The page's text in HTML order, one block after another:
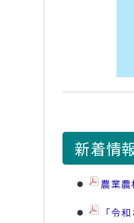
新着情
農業
「令